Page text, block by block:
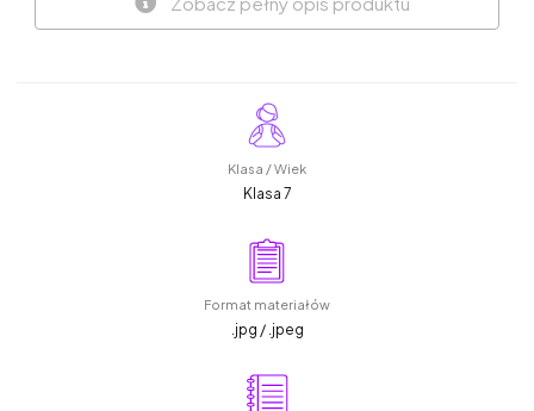
Klasa / Wiek
Klasa 7
Format materiałów
.jpg / .jpeg